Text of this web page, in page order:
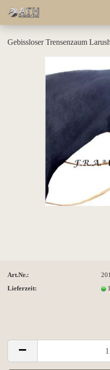
Gebissloser Trensenzaum
Art.Nr.:
Lieferzeit: